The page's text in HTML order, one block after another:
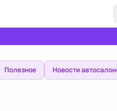
Полезное Новости